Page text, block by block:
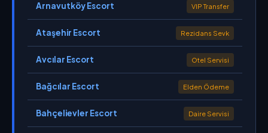
Arnavutköy Escort VIP Transfer
Ataşehir Escort Rezidans Sevk
Avcılar Escort Otel Servisi
Bağcılar Escort Elden Ödeme
Bahçelievler Escort Daire Servisi